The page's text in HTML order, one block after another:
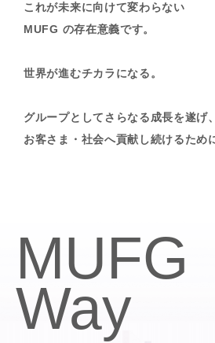
これが未来に向けて変わらない
MUFG の存在意義です。
世界が進むチカラになる。
グループとしてさらなる成長を遂げ、
お客さま・社会へ貢献し続けるため
MUFG
Way